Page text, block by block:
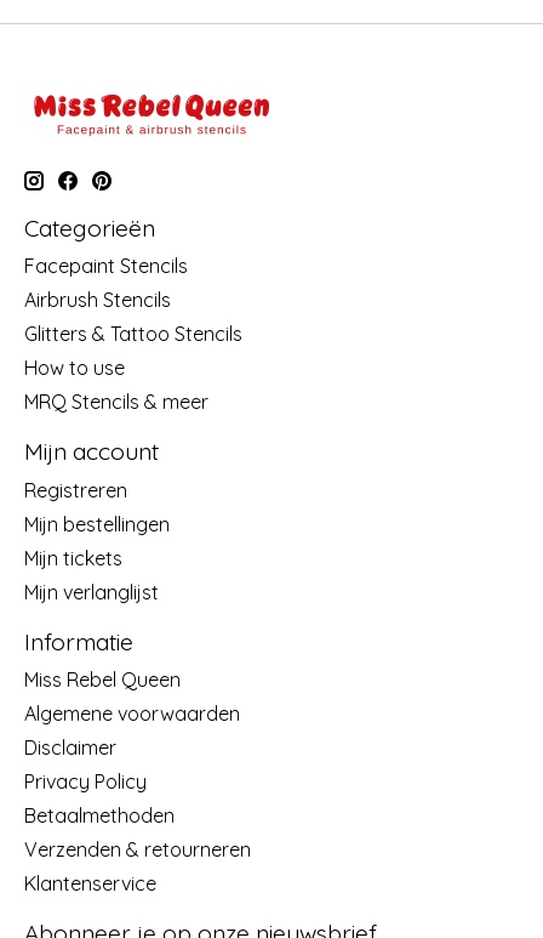
Categorieën
Facepaint Stencils
Airbrush Stencils
Glitters & Tattoo Stencils
How to use
MRQ Stencils & meer
Mijn account
Registreren
Mijn bestellingen
Mijn tickets
Mijn verlanglijst
Informatie
Miss Rebel Queen
Algemene voorwaarden
Disclaimer
Privacy Policy
Betaalmethoden
Verzenden & retourneren
Klantenservice